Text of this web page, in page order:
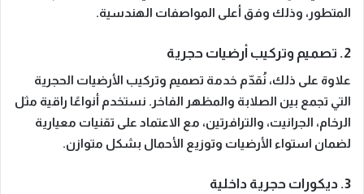
المتطور، وذلك وفق أعلى المواصفات الهندسية.
2. تصميم وتركيب أرضيات حجرية
علاوة على ذلك، نُقدّم خدمة تصميم وتركيب الأرضيات الحجرية
التي تجمع بين الصلابة والمظهر الفاخر . نستخدم أنواعًا راقية مثل
الرخام، الجرانيت، والترافرتين، مع الاعتماد على تقنيات معيارية
لضمان استواء الأرضيات وتوزيع الأحمال بشكل متوازن.
3. ديكورات حجرية داخلية